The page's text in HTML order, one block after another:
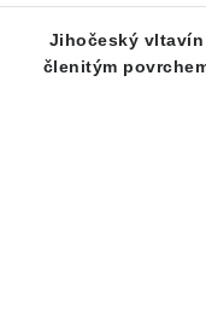
Jihočeský
členitým